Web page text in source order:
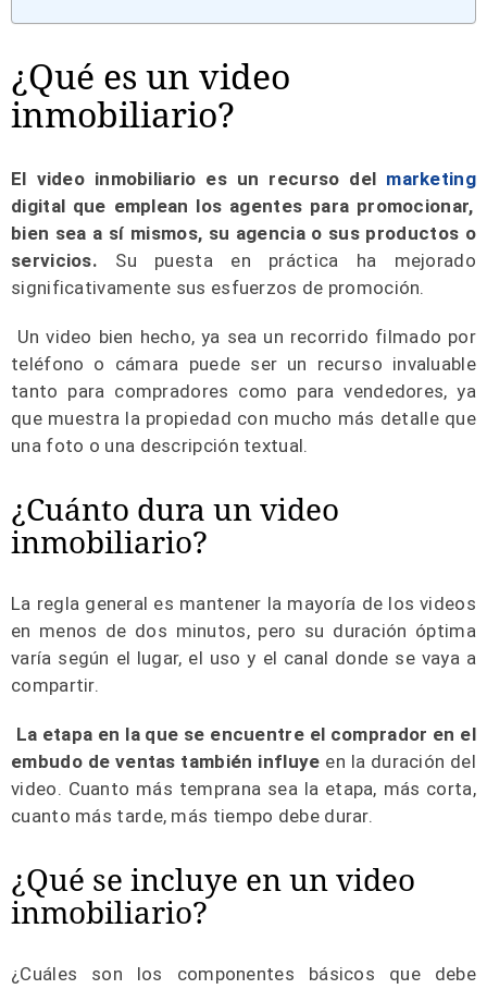
¿Qué es un video
inmobiliario?
El video inmobiliario es un recurso del marketing
digital que emplean los agentes para promocionar,
bien sea a sí mismos, su agencia o sus productos o
servicios. Su puesta en práctica ha mejorado
significativamente sus esfuerzos de promoción.
Un video bien hecho, ya sea un recorrido filmado por
teléfono o cámara puede ser un recurso invaluable
tanto para compradores como para vendedores, ya
que muestra la propiedad con mucho más detalle que
una foto o una descripción textual.
¿Cuánto dura un video
inmobiliario?
La regla general es mantener la mayoría de los videos
en menos de dos minutos, pero su duración óptima
varía según el lugar, el uso y el canal donde se vaya a
compartir.
La etapa en la que se encuentre el comprador en el
embudo de ventas también influye en la duración del
video. Cuanto más temprana sea la etapa, más corta,
cuanto más tarde, más tiempo debe durar.
¿Qué se incluye en un video
inmobiliario?
¿Cuáles son los componentes básicos que debe